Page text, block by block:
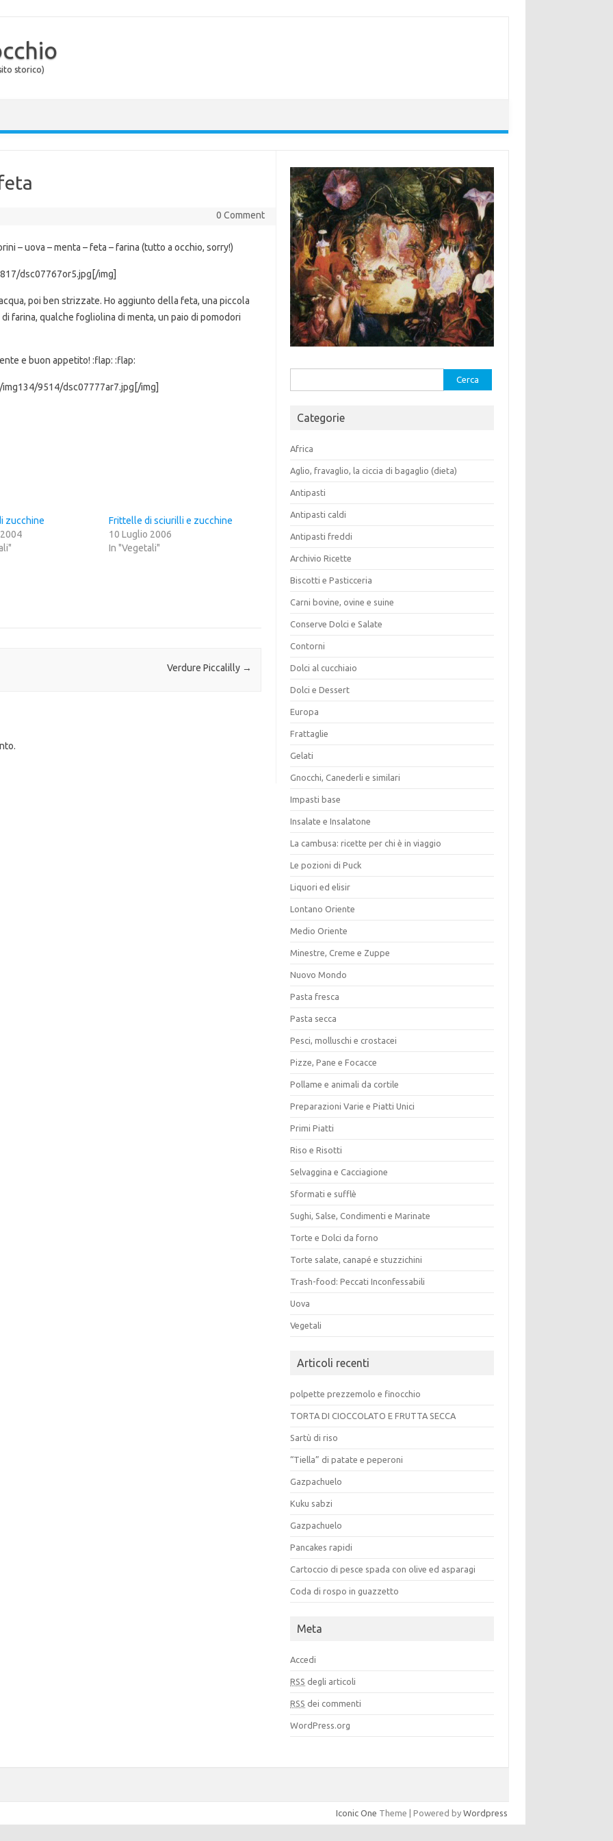
storico)
0 Comment
– uova – menta – feta – farina (tutto a occhio, sorry!)
dsc07767or5.jpg[/img]
poi ben strizzate. Ho aggiunto della feta, una piccola
farina, qualche fogliolina di menta, un paio di pomodori
e buon appetito! :flap: :flap:
9514/dsc07777ar7.jpg[/img]
zucchine
Frittelle di sciurilli e zucchine
10 Luglio 2006
In "Vegetali"
Verdure Piccalilly →
per:
Categorie
Africa
Aglio, fravaglio, la ciccia di bagaglio (dieta)
Antipasti
Antipasti caldi
Antipasti freddi
Archivio Ricette
Biscotti e Pasticceria
Carni bovine, ovine e suine
Conserve Dolci e Salate
Contorni
Dolci al cucchiaio
Dolci e Dessert
Europa
Frattaglie
Gelati
Gnocchi, Canederli e similari
Impasti base
Insalate e Insalatone
La cambusa: ricette per chi è in viaggio
Le pozioni di Puck
Liquori ed elisir
Lontano Oriente
Medio Oriente
Minestre, Creme e Zuppe
Nuovo Mondo
Pasta fresca
Pasta secca
Pesci, molluschi e crostacei
Pizze, Pane e Focacce
Pollame e animali da cortile
Preparazioni Varie e Piatti Unici
Primi Piatti
Riso e Risotti
Selvaggina e Cacciagione
Sformati e sufflè
Sughi, Salse, Condimenti e Marinate
Torte e Dolci da forno
Torte salate, canapé e stuzzichini
Trash-food: Peccati Inconfessabili
Uova
Vegetali
Articoli recenti
polpette prezzemolo e finocchio
TORTA DI CIOCCOLATO E FRUTTA SECCA
Sartù di riso
“Tiella” di patate e peperoni
Gazpachuelo
Kuku sabzi
Gazpachuelo
Pancakes rapidi
Cartoccio di pesce spada con olive ed asparagi
Coda di rospo in guazzetto
Meta
Accedi
RSS degli articoli
RSS dei commenti
WordPress.org
Iconic One Theme | Powered by Wordpress